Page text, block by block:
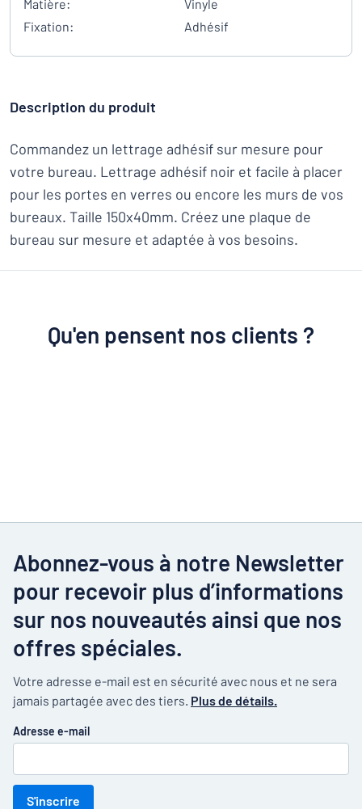
Matière:
Vinyle
Fixation:
Adhésif
Description du produit
Commandez un lettrage adhésif sur mesure pour
votre bureau. Lettrage adhésif noir et facile à placer
pour les portes en verres ou encore les murs de vos
bureaux. Taille 150x40mm. Créez une plaque de
bureau sur mesure et adaptée à vos besoins.
Qu'en pensent nos clients ?
Abonnez-vous à notre Newsletter
pour recevoir plus d’informations
sur nos nouveautés ainsi que nos
offres spéciales.
Votre adresse e-mail est en sécurité avec nous et ne sera
jamais partagée avec des tiers. Plus de détails.
Adresse e-mail
S'inscrire